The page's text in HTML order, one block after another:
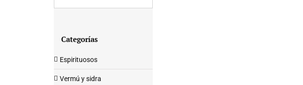
Categorías
Espirituosos
Vermú y sidra